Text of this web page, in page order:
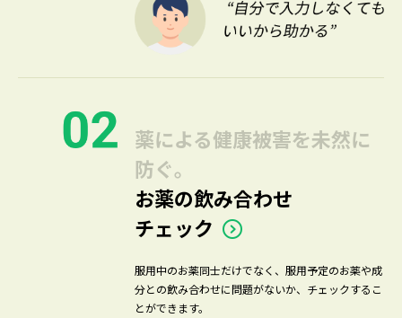
薬による健康被害を未然に
防ぐ。
お薬の飲み合わせ
チェック
服用中のお薬同士だけでなく、服用予定のお薬や成
分との飲み合わせに問題がないか、チェックするこ
とができます。